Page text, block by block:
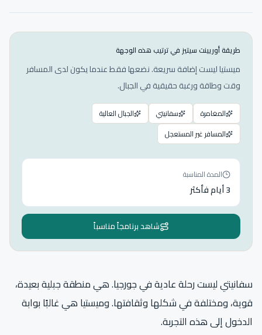
طريقة أوريينت سيتيز في ترتيب هذه الوجهة
ميستيا ليست إضافة سريعة. نضعها فقط عندما يكون لدى المسافر
وقت وطاقة ورغبة حقيقية في الجبال.
المغامرة سفانيتي
الجبال العالية
المسافر غير المستعجل
المدة المناسبة
3 أيام فأكثر
شاهد برنامجاً مناسباً
سفانيتي ليست رحلة عادية في جورجيا. هي منطقة جبلية بعيدة،
قوية، ومختلفة في شكلها وثقافتها. وميستيا هي غالبًا بوابة
الدخول إلى هذه التجربة.